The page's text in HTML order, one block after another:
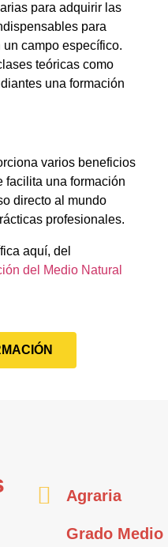
para adquirir las
para
campo específico.
teóricas como
una formación
varios beneficios
facilita una formación
directo al mundo
profesionales.
aquí, del
del Medio Natural
Agraria
Grado Medio